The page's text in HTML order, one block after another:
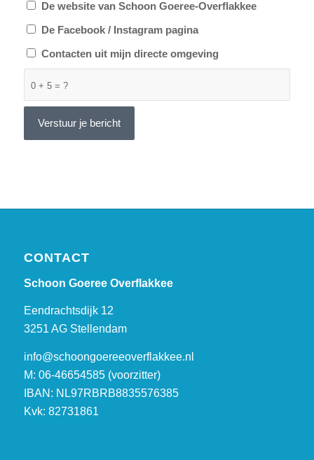
De website van Schoon Goeree-Overflakkee
De Facebook / Instagram pagina
Contacten uit mijn directe omgeving
0 + 5 = ?
CONTACT
Schoon Goeree Overflakkee
Eendrachtsdijk 12
3251 AG Stellendam
info@schoongoereeoverflakkee.nl
M: 06-46654585 (voorzitter)
IBAN: NL97RBRB8835576385
Kvk: 82731861